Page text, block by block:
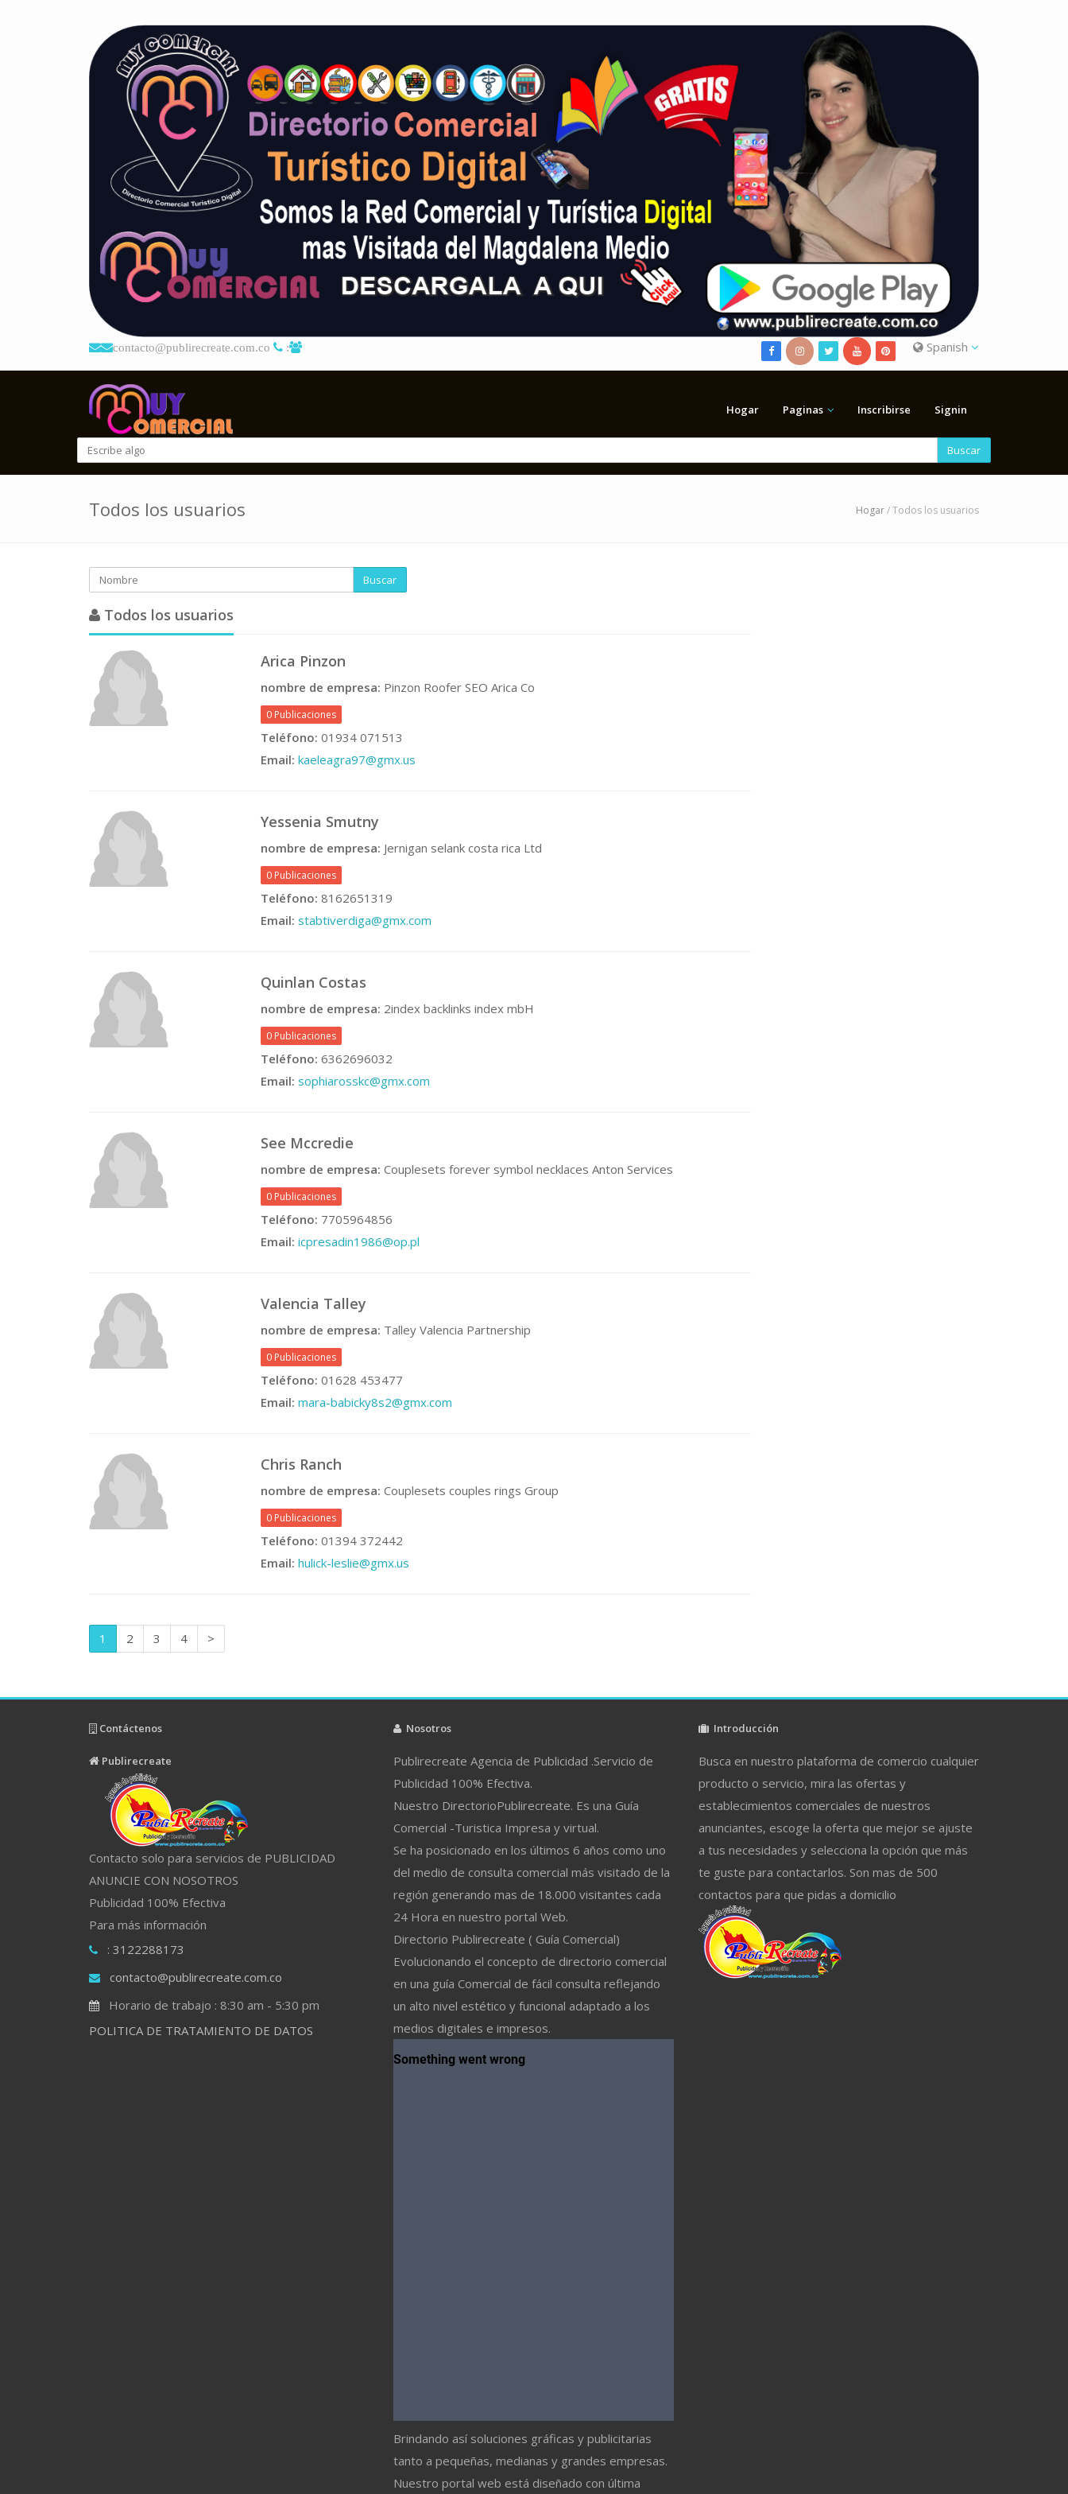
contacto@publirecreate.com.co : Spanish
Hogar Paginas Inscribirse Signin
Buscar
Todos los usuarios Hogar/ Todos los usuarios
Buscar
Todos los usuarios
Arica Pinzon
nombre de empresa: Pinzon Roofer SEO Arica Co
0 Publicaciones
Teléfono: 01934 071513
Email: kaeleagra97@gmx.us
Yessenia Smutny
nombre de empresa: Jernigan selank costa rica Ltd
0 Publicaciones
Teléfono: 8162651319
Email: stabtiverdiga@gmx.com
Quinlan Costas
nombre de empresa: 2index backlinks index mbH
0 Publicaciones
Teléfono: 6362696032
Email: sophiarosskc@gmx.com
See Mccredie
nombre de empresa: Couplesets forever symbol necklaces Anton Services
0 Publicaciones
Teléfono: 7705964856
Email: icpresadin1986@op.pl
Valencia Talley
nombre de empresa: Talley Valencia Partnership
0 Publicaciones
Teléfono: 01628 453477
Email: mara-babicky8s2@gmx.com
Chris Ranch
nombre de empresa: Couplesets couples rings Group
0 Publicaciones
Teléfono: 01394 372442
Email: hulick-leslie@gmx.us
1 2 3 4 >
Contáctenos
Publirecreate
Contacto solo para servicios de PUBLICIDAD
ANUNCIE CON NOSOTROS
Publicidad 100% Efectiva
Para más información
: 3122288173
contacto@publirecreate.com.co
Horario de trabajo : 8:30 am - 5:30 pm
POLITICA DE TRATAMIENTO DE DATOS
Nosotros
Publirecreate Agencia de Publicidad .Servicio de
Publicidad 100% Efectiva.
Nuestro DirectorioPublirecreate. Es una Guía
Comercial -Turistica Impresa y virtual.
Se ha posicionado en los últimos 6 años como uno
del medio de consulta comercial más visitado de la
región generando mas de 18.000 visitantes cada
24 Hora en nuestro portal Web.
Directorio Publirecreate ( Guía Comercial)
Evolucionando el concepto de directorio comercial
en una guía Comercial de fácil consulta reflejando
un alto nivel estético y funcional adaptado a los
medios digitales e impresos.
Brindando así soluciones gráficas y publicitarias
tanto a pequeñas, medianas y grandes empresas.
Nuestro portal web está diseñado con última
Introducción
Busca en nuestro plataforma de comercio cualquier
producto o servicio, mira las ofertas y
establecimientos comerciales de nuestros
anunciantes, escoge la oferta que mejor se ajuste
a tus necesidades y selecciona la opción que más
te guste para contactarlos. Son mas de 500
contactos para que pidas a domicilio